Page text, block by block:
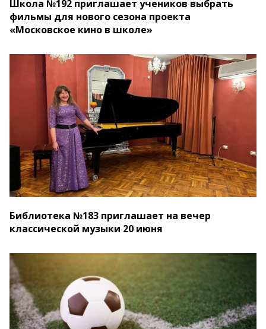
Школа №192 приглашает учеников выбрать
фильмы для нового сезона проекта
«Московское кино в школе»
Библиотека №183 приглашает на вечер
классической музыки 20 июня